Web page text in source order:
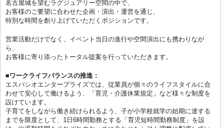
名古屋城を望むラグジュアリー空間の中で、
お客様のご要望に合わせた企画・演出・運営を通じ、
特別な時間を創り上げていただくポジションです。
営業活動だけでなく、イベント当日の進行や空間演出にも携わりなが
ら、
お客様に寄り添ったトータル提案を行っていただきます。
■ワークライフバランスの推進：
エスパシオエンタープライズでは、従業員が個々のライフスタイルに合
わせて安心して働けるよう、「育児・介護休業規定」など様々な制度を
設けています。
子育てをしながら働き続けられるよう、子が小学校就学の始期に達する
までを限度として、1日6時間勤務とする「育児短時間勤務制度」を設